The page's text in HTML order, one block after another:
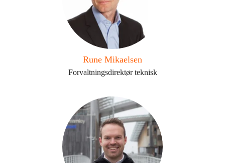
Rune Mikaelsen
Forvaltningsdirektør teknisk